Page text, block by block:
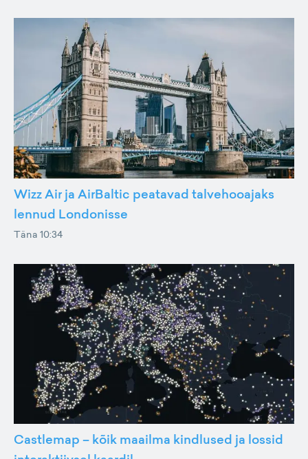
Wizz Air ja AirBaltic peatavad talvehooajaks
lennud Londonisse
Täna 10:34
Castlemap – kõik maailma kindlused ja lossid